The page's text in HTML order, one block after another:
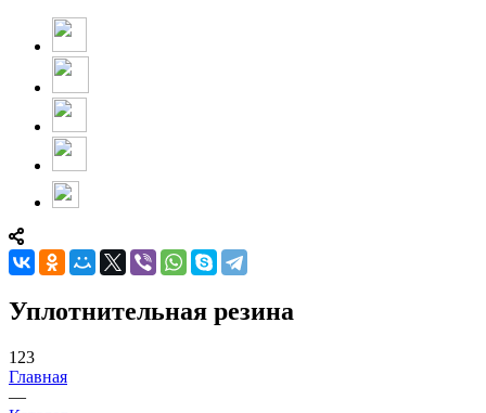
Уплотнительная резина
123
Главная
—